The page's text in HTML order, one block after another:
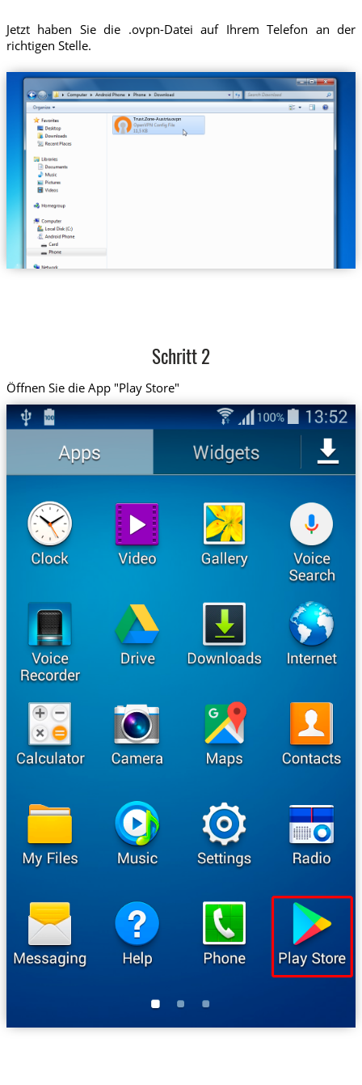
Jetzt haben Sie die .ovpn-Datei auf Ihrem Telefon an der
richtigen Stelle.
Trust.Zone-Austria.ovpn
Schritt 2
Öffnen Sie die App "Play Store"